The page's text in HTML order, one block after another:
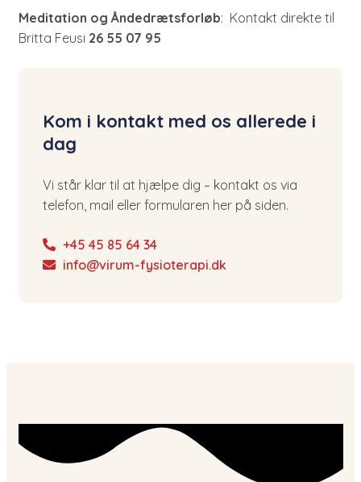
Meditation og Åndedrætsforløb: Kontakt direkte til
Britta Feusi 26 55 07 95
Kom i kontakt med os allerede i
dag
Vi står klar til at hjælpe dig – kontakt os via
telefon, mail eller formularen her på siden.
+45 45 85 64 34
info@virum-fysioterapi.dk